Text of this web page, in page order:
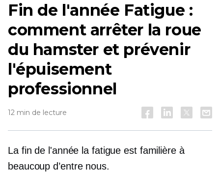
Fin de l'année Fatigue :
comment arrêter la roue
du hamster et prévenir
l'épuisement
professionnel
12 min de lecture
La fin de l'année la fatigue est familière à
beaucoup d’entre nous.